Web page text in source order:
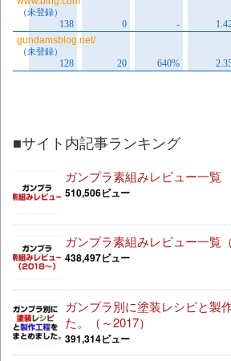
■サイト内記事ランキング
ガンプラ素組みレビュー一覧
510,506ビュー
ガンプラ素組みレビュー一覧
438,497ビュー
ガンプラ別に塗装レシピと製
た。（～2017）
391,314ビュー